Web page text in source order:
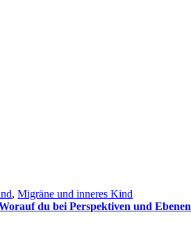
,Migräne und inneres Kind
du bei Perspektiven und Ebenen